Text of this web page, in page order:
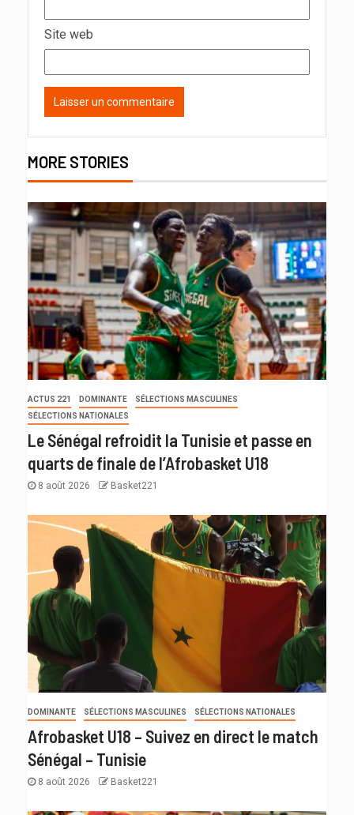
Site web
MORE STORIES
ACTUS 221 DOMINANTE
SÉLECTIONS MASCULINES
SÉLECTIONS NATIONALES
Le Sénégal refroidit la Tunisie et passe en
quarts de finale de l’Afrobasket U18
8 août 2026 Basket221
DOMINANTE SÉLECTIONS MASCULINES SÉLECTIONS NATIONALES
Afrobasket U18 – Suivez en direct le match
Sénégal – Tunisie
8 août 2026 Basket221